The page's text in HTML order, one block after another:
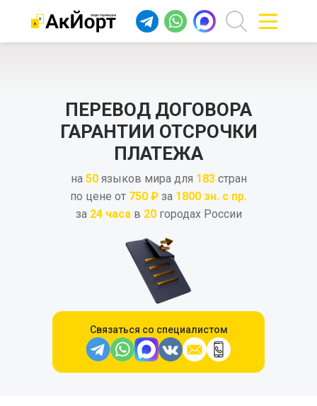
ПЕРЕВОД ДОГОВОРА
ГАРАНТИИ ОТСРОЧКИ
ПЛАТЕЖА
на 50языков мира для 183стран
по цене от 750 ₽ за 1800 зн. с пр.
за 24 часав 20 городах России
Связаться со специалистом